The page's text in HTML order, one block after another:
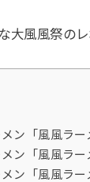
大風風祭の
ン「風風ラ
ン「風風ラ
ン「風風ラ